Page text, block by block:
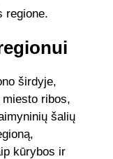
regione.
širdyje,
ribos,
šalių
kūrybos ir